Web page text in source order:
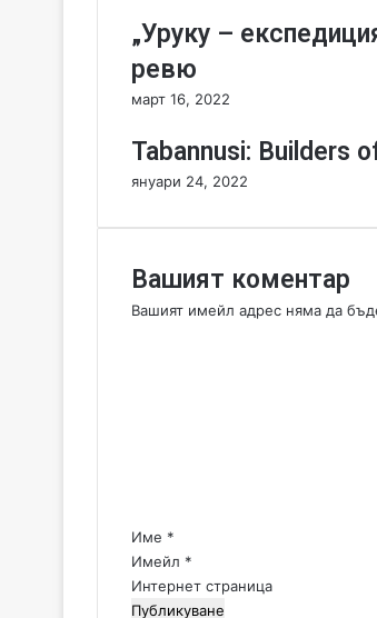
в
и
н
и
д
о
а
о
и
г
р
„Уруку –
ревю
март 16, 2022
Tabannusi: Builders
януари 24, 2022
Вашият коментар
Вашият имейл адрес няма да
:
*
Име *
Имейл *
Интернет страница